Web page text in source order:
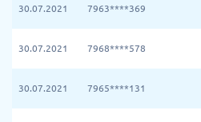
30.07.2021 7963****369
30.07.2021 7968****578
30.07.2021 7965****131